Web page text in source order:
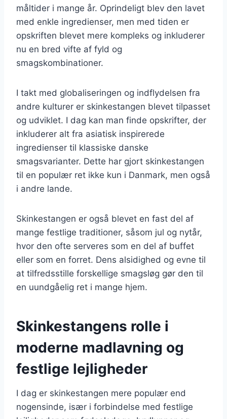
måltider i mange år. Oprindeligt blev den lavet
med enkle ingredienser, men med tiden er
opskriften blevet mere kompleks og inkluderer
nu en bred vifte af fyld og
smagskombinationer.
I takt med globaliseringen og indflydelsen fra
andre kulturer er skinkestangen blevet tilpasset
og udviklet. I dag kan man finde opskrifter, der
inkluderer alt fra asiatisk inspirerede
ingredienser til klassiske danske
smagsvarianter. Dette har gjort skinkestangen
til en populær ret ikke kun i Danmark, men også
i andre lande.
Skinkestangen er også blevet en fast del af
mange festlige traditioner, såsom jul og nytår,
hvor den ofte serveres som en del af buffet
eller som en forret. Dens alsidighed og evne til
at tilfredsstille forskellige smagsløg gør den til
en uundgåelig ret i mange hjem.
Skinkestangens rolle i
moderne madlavning og
festlige lejligheder
I dag er skinkestangen mere populær end
nogensinde, især i forbindelse med festlige